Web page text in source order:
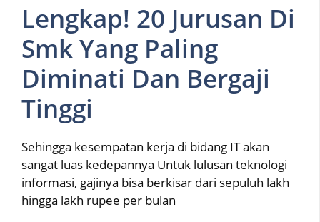
Lengkap! 20 Jurusan Di
Smk Yang Paling
Diminati Dan Bergaji
Tinggi
Sehingga kesempatan kerja di bidang IT akan
sangat luas kedepannya Untuk lulusan teknologi
informasi, gajinya bisa berkisar dari sepuluh lakh
hingga lakh rupee per bulan